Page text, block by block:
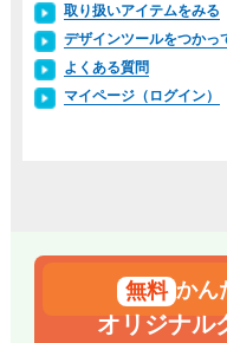
取り扱いアイテムをみる
デザインツールをつかっ
よくある質問
マイページ（ログイン）
かん
オリジナル